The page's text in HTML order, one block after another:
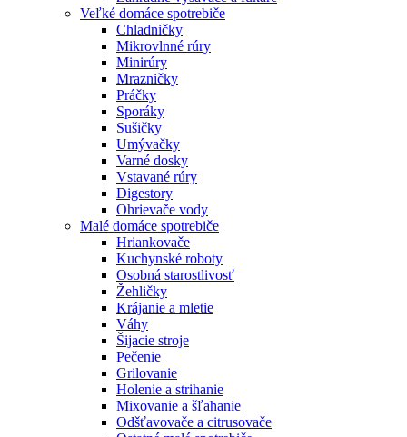
Veľké domáce spotrebiče
Chladničky
Mikrovlnné rúry
Minirúry
Mrazničky
Práčky
Sporáky
Sušičky
Umývačky
Varné dosky
Vstavané rúry
Digestory
Ohrievače vody
Malé domáce spotrebiče
Hriankovače
Kuchynské roboty
Osobná starostlivosť
Žehličky
Krájanie a mletie
Váhy
Šijacie stroje
Pečenie
Grilovanie
Holenie a strihanie
Mixovanie a šľahanie
Odšťavovače a citrusovače